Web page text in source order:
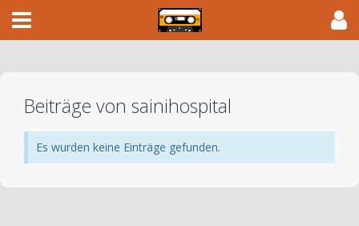
Beiträge von sainihospital
Es wurden keine Einträge gefunden.